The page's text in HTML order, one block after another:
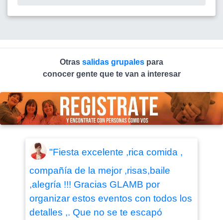
Otras salidas grupales para
conocer gente que te van a interesar
"Fiesta excelente ,rica comida ,
compañía de la mejor ,risas,baile
,alegría !!! Gracias GLAMB por
organizar estos eventos con todos los
detalles ,. Que no se te escapó